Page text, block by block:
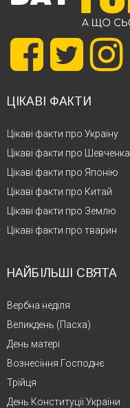
ЦІКАВІ ФАКТИ
Цікаві факти про Україну
Цікаві факти про Шевченка
Цікаві факти про Японію
Цікаві факти про Китай
Цікаві факти про Землю
Цікаві факти про тварин
НАЙБІЛЬШІ СВЯТА
Вербна неділя
Великдень (Пасха)
День матері
Вознесіння Господнє
Трійця
День Конституції України